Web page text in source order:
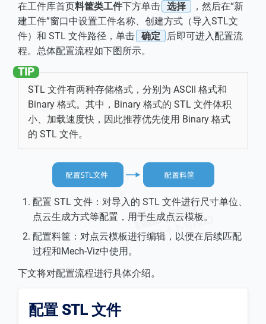
在工件库首页料筐类工件下方单击 选择
，然后在“新
建工件”窗口中设置工件名称、创建方式（导入STL文
件）和 STL 文件路径，单击 确定
后即可进入配置流
程。总体配置流程如下图所示。
STL 文件有两种存储格式，分别为 ASCII 格式和
Binary 格式。其中，Binary 格式的 STL 文件体积
小、加载速度快，因此推荐优先使用 Binary 格式
的 STL 文件。
配置 STL 文件：对导入的 STL 文件进行尺寸单位、
点云生成方式等配置，用于生成点云模板。
配置料筐：对点云模板进行编辑，以便在后续匹配
过程和Mech-Viz中使用。
下文将对配置流程进行具体介绍。
配置 STL 文件